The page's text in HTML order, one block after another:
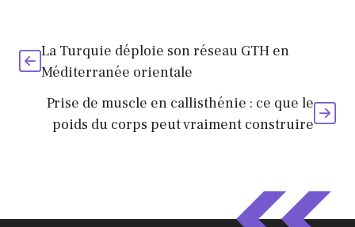
La Turquie déploie son réseau GTH en
Méditerranée orientale
Prise de muscle en callisthénie : ce que le
poids du corps peut vraiment construire